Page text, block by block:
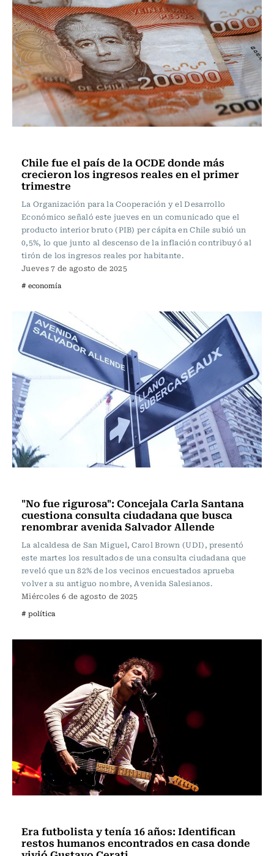
Chile fue el país de la OCDE donde más
crecieron los ingresos reales en el primer
trimestre
La Organización para la Cooperación y el Desarrollo
Económico señaló este jueves en un comunicado que el
producto interior bruto (PIB) per cápita en Chile subió un
0,5%, lo que junto al descenso de la inflación contribuyó al
tirón de los ingresos reales por habitante.
Jueves 7 de agosto de 2025
# economía
"No fue rigurosa": Concejala Carla Santana
cuestiona consulta ciudadana que busca
renombrar avenida Salvador Allende
La alcaldesa de San Miguel, Carol Brown (UDI), presentó
este martes los resultados de una consulta ciudadana que
reveló que un 82% de los vecinos encuestados aprueba
volver a su antiguo nombre, Avenida Salesianos.
Miércoles 6 de agosto de 2025
# política
Era futbolista y tenía 16 años: Identifican
restos humanos encontrados en casa donde